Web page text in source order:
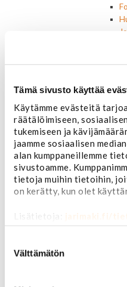
Tämä sivusto käyttää
Käytämme evästeitä
räätälöimiseen,
tukemiseen ja
jaamme sosiaalisen
alan kumppaneillemme
sivustoamme.
tietoja muihin tietoihin,
on kerätty, kun olet
Lisätietoja: jarimaki.fi/
valinta
Välttämätön
Polttimot
Sähköosat
Akut
Lasinnostin- ja
Laturit ja
Laturit
Laturin
Lämmitys ja